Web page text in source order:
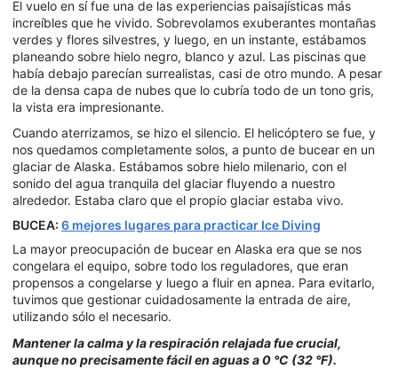
El vuelo en sí fue una de las experiencias paisajísticas más
increíbles que he vivido. Sobrevolamos exuberantes montañas
verdes y flores silvestres, y luego, en un instante, estábamos
planeando sobre hielo negro, blanco y azul. Las piscinas que
había debajo parecían surrealistas, casi de otro mundo. A pesar
de la densa capa de nubes que lo cubría todo de un tono gris,
la vista era impresionante.
Cuando aterrizamos, se hizo el silencio. El helicóptero se fue, y
nos quedamos completamente solos, a punto de bucear en un
glaciar de Alaska. Estábamos sobre hielo milenario, con el
sonido del agua tranquila del glaciar fluyendo a nuestro
alrededor. Estaba claro que el propio glaciar estaba vivo.
BUCEA: 6 mejores lugares para practicar Ice Diving
La mayor preocupación de bucear en Alaska era que se nos
congelara el equipo, sobre todo los reguladores, que eran
propensos a congelarse y luego a fluir en apnea. Para evitarlo,
tuvimos que gestionar cuidadosamente la entrada de aire,
utilizando sólo el necesario.
Mantener la calma y la respiración relajada fue crucial,
aunque no precisamente fácil en aguas a 0 °C (32 °F).